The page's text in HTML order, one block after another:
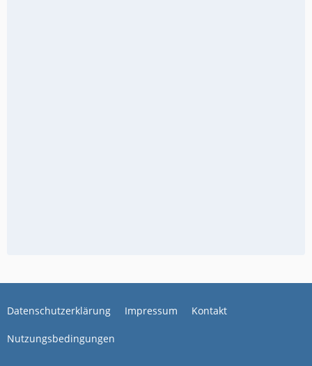
Datenschutzerklärung Impressum Kontakt
Nutzungsbedingungen